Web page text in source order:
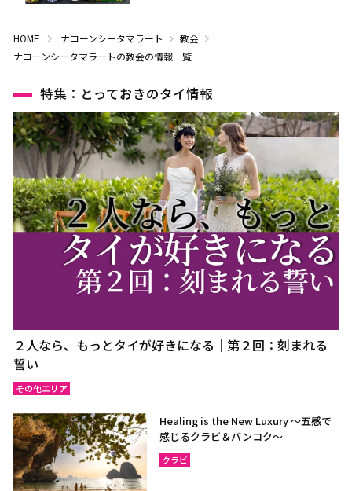
HOME ナコーンシータマラート
教会
ナコーンシータマラートの教会の情報一覧
特集：とっておきのタイ情報
２人なら、もっとタイが好きになる｜第２回：刻まれる
誓い
その他エリア
Healing is the New Luxury ～五感で
感じるクラビ＆バンコク～
クラビ